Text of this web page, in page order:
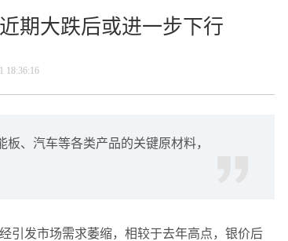
袁友江 打卡获得 15积分
cccccccccc
袁友江 打卡获得 10积分
期大跌后或进一步下行
18:36:16
、汽车等各类产品的关键原材料，
引发市场需求萎缩，相较于去年高点，银价后